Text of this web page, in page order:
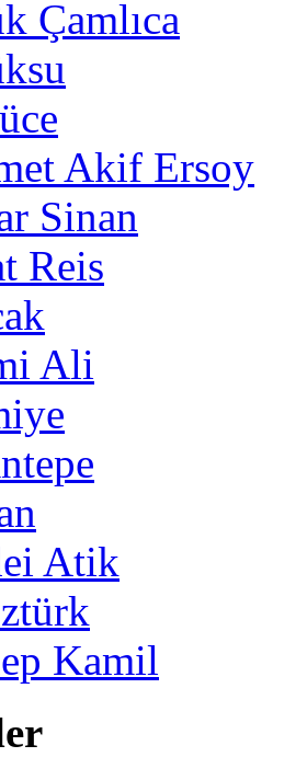
Çamlıca
Akif Ersoy
Sinan
Reis
Ali
Atik
Kamil